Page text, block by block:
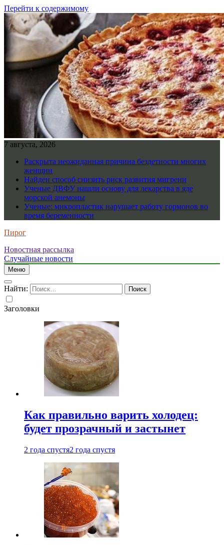
Перейти к содержимому
7 августа, 2026
Раскрыта неожиданная причина бездетности многих
женщин
Найден способ снизить риск развития мигрени
Ученые ДВФУ нашли основу для лекарства в яде
морской анемоны
Ученые: микропластик нарушает работу гормонов во
время беременности
Пирог
Новостная рассылка
Случайные новости
Меню
Найти:
Заголовки
Как правильно варить холодец:
будет прозрачный и застынет
2 года спустя2 года спустя